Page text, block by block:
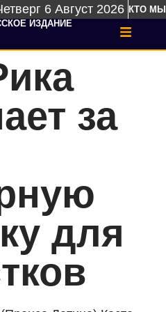
6 Август 2026 КТО МЫ
ИЗДАНИЕ
за
для